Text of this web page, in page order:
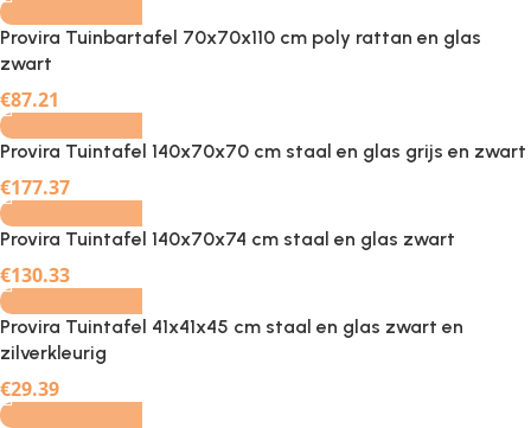
Provira Tuinbartafel 70x70x110 cm poly rattan en glas
zwart
€87.21
-
Provira Tuintafel 140x70x70 cm staal en glas grijs en zwart
€177.37
- +
Provira Tuintafel 140x70x74 cm staal en glas zwart
€130.33
- +
Provira Tuintafel 41x41x45 cm staal en glas zwart en
zilverkleurig
€29.39
-